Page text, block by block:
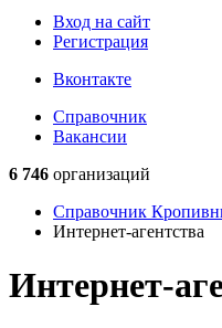
Вход на сайт
Регистрация
Вконтакте
Справочник
Вакансии
6 746 организаций
Справочник
Интернет-агентства
Интернет-